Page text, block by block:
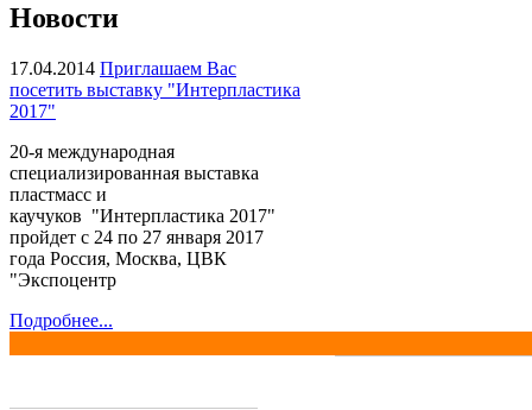
Плёночный экструдер KMH-
45, KMH-55
Новости
17.04.2014 Приглашаем Вас
посетить выставку "Интерпластика
2017"
20-я международная
специализированная выставка
пластмасс и
каучуков "Интерпластика 2017"
пройдет с 24 по 27 января 2017
года Россия, Москва, ЦВК
"Экспоцентр
Подробнее...